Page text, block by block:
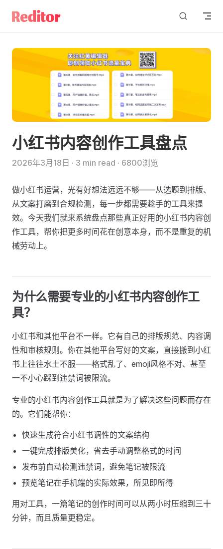
Skip to content
小红书内容创作工具盘点
2026年3月18日 · 3 min read · 6800浏览
做小红书运营，光有好想法远远不够——从选题到排版、
从文案打磨到合规检测，每一步都需要趁手的工具来提
效。今天我们就来系统盘点那些真正好用的小红书内容创
作工具，帮你把更多时间花在创意本身，而不是重复的机
械劳动上。
为什么需要专业的小红书内容创作工
具？
小红书和其他平台不一样。它有自己的排版规范、内容调
性和审核规则。你在其他平台写好的文案，直接搬到小红
书上往往水土不服——格式乱了、emoji风格不对、甚至
一不小心踩到违禁词被限流。
专业的小红书内容创作工具就是为了解决这些问题而存在
的。它们能帮你：
快速生成符合小红书调性的文案结构
一键完成排版美化，省去手动调整格式的时间
发布前自动检测违禁词，避免笔记被限流
预览笔记在手机端的实际效果，所见即所得
用对工具，一篇笔记的创作时间可以从两小时压缩到三十
分钟，而且质量更稳定。